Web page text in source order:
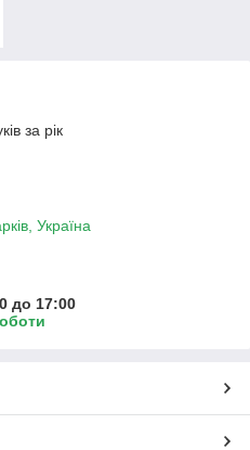
за рік
Україна
до 17:00